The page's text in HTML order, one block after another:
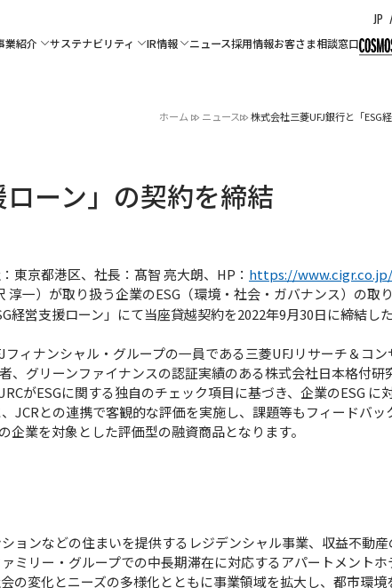
業紹介 サステナビリティ IR情報 ニュース採用情報お客さま相談窓口
JP
ホーム ニュース
株式会社三菱UFJ銀行と「ESG
ーン」の契約を締結
東京都港区、社長：髙智 亮大朗、HP： https://www.cigr.co.jp/
一）が取り扱う企業のESG（環境・社会・ガバナンス）の取り
経営支援ローン」にて当座貸越契約を2022年9月30日に締結した
フィナンシャル・グループの一員である三菱UFJリサーチ＆コン
、グリーンファイナンスの認証実績のある株式会社日本格付研
がESGに関する独自のチェック項目に基づき、企業のESG に
との連携で客観的な評価を実施し、課題等もフィードバッ
企業を対象とした評価型の融資商品となります。
ョンなどの住まいを提供するレジデンシャル事業、収益不動産
ミリー・グループでの中長期滞在に対応するアパートメントホ
の変化とニーズの多様化とともに事業領域を拡大し、都市環境